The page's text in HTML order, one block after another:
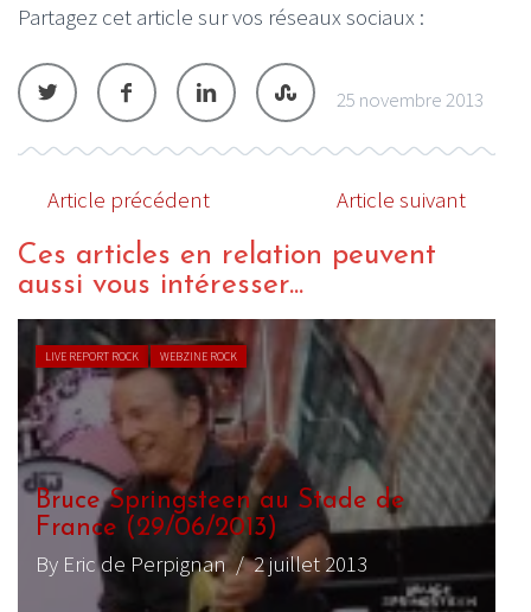
Partagez cet article sur vos réseaux sociaux :
25 novembre 2013
Article précédent Article suivant
Ces articles en relation peuvent
aussi vous intéresser...
LIVE REPORT ROCK WEBZINE ROCK
Bruce Springsteen au Stade de
France (29/06/2013)
By Eric de Perpignan/ 2 juillet 2013